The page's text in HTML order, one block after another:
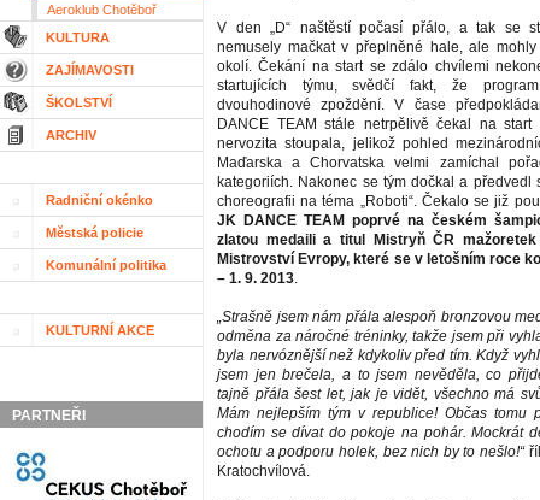
Aeroklub Chotěboř
KULTURA
ZAJÍMAVOSTI
ŠKOLSTVÍ
ARCHIV
Radniční okénko
Městská policie
Komunální politika
KULTURNÍ AKCE
PARTNEŘI
V den „D“ naštěstí počasí přálo, a tak se
nemusely mačkat v přeplněné hale, ale
okolí. Čekání na start se zdálo chvílemi
startujících týmu, svědčí fakt, že
dvouhodinové zpoždění. V čase
DANCE TEAM stále netrpělivě čekal na
nervozita stoupala, jelikož pohled
Maďarska a Chorvatska velmi zamíchal
kategoriích. Nakonec se tým dočkal a předvedl
choreografii na téma „Roboti“. Čekalo se již
JK DANCE TEAM poprvé na českém
zlatou medaili a titul Mistryň ČR
Mistrovství Evropy, které se v letošním roce
– 1. 9. 2013.
„Strašně jsem nám přála alespoň bronzovou
odměna za náročné tréninky, takže jsem při
byla nervóznější než kdykoliv před tím. Když
jsem jen brečela, a to jsem nevěděla, co
tajně přála šest let, jak je vidět, všechno má
Mám nejlepším tým v republice! Občas tomu
chodím se dívat do pokoje na pohár. Mockrát
ochotu a podporu holek, bez nich by to nešlo!“
Kratochvílová.